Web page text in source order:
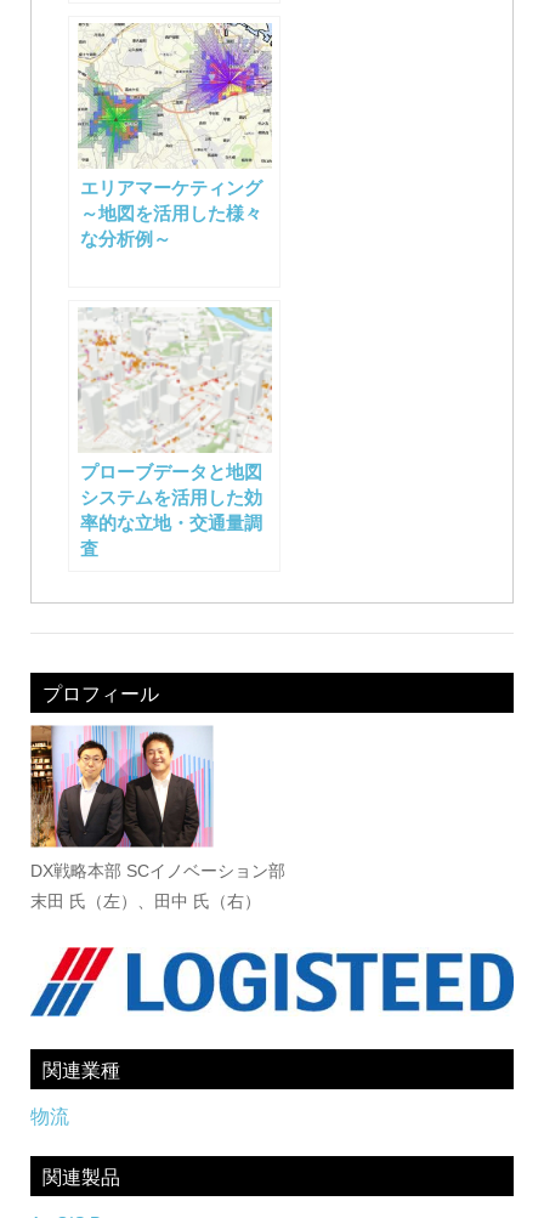
エリアマーケティング
～地図を活用した様々
な分析例～
プローブデータと地図
システムを活用した効
率的な立地・交通量調
査
プロフィール
DX戦略本部 SCイノベーション部
末田 氏（左）、田中 氏（右）
関連業種
物流
関連製品